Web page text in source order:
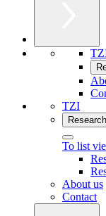
TZI
Research
To list
About us
Contact